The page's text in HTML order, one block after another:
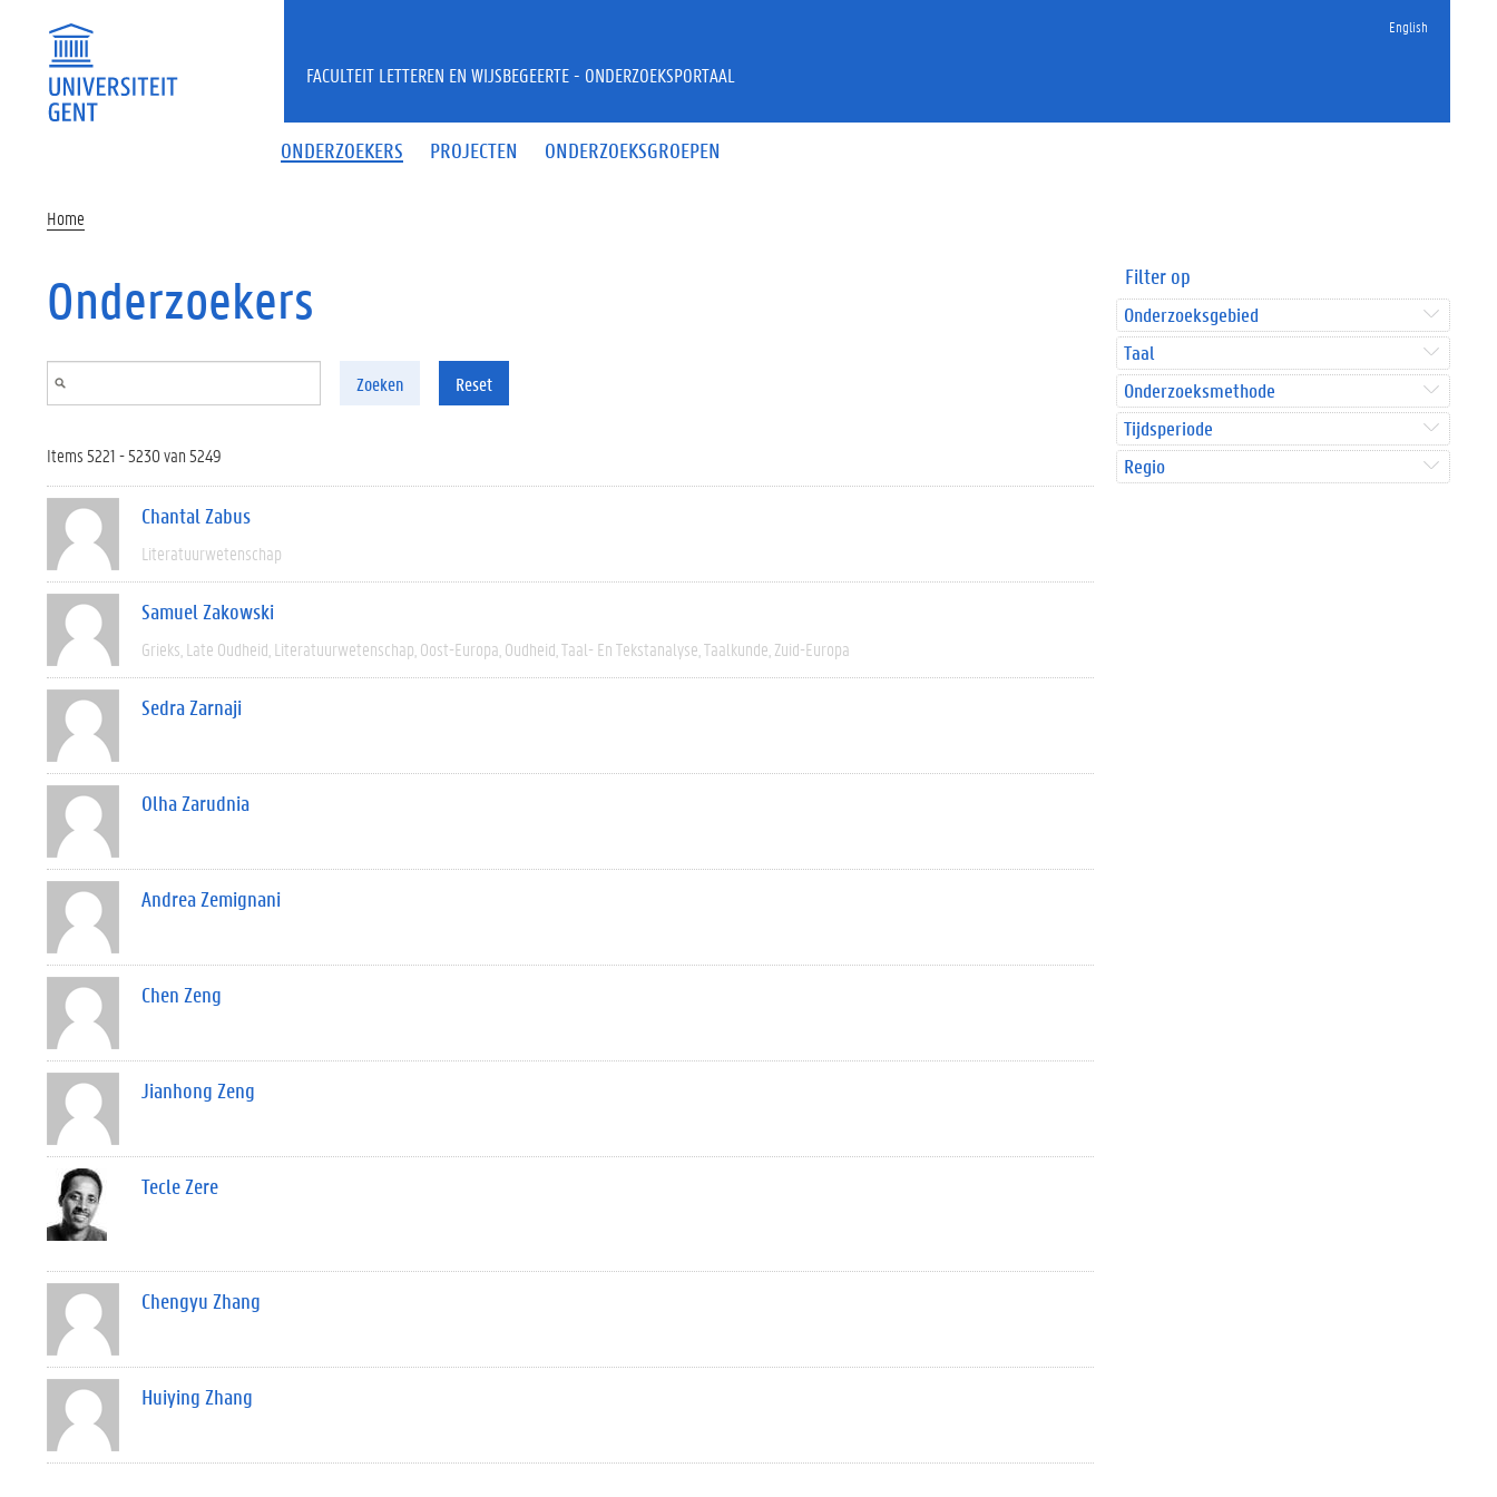
English
ONDERZOEKERS PROJECTEN ONDERZOEKSGROEPEN
FACULTEIT LETTEREN EN WIJSBEGEERTE - ONDERZOEKSPORTAAL
Home
Onderzoekers
Zoeken Reset
Items 5221 - 5230 van 5249
Chantal Zabus
Literatuurwetenschap
Samuel Zakowski
Grieks Late Oudheid Literatuurwetenschap Oost-Europa Oudheid Taal- En Tekstanalyse Taalkunde Zuid-Europa
Sedra Zarnaji
Olha Zarudnia
Andrea Zemignani
Chen Zeng
Jianhong Zeng
Tecle Zere
Chengyu Zhang
Huiying Zhang
Filter op
Onderzoeksgebied
Taal
Onderzoeksmethode
Tijdsperiode
Regio